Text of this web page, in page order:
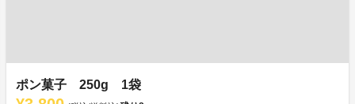
ポン菓子 250g 1袋